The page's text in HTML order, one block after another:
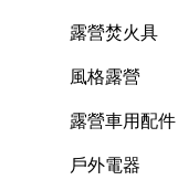
露營焚火具
風格露營
露營車用配件
戶外電器